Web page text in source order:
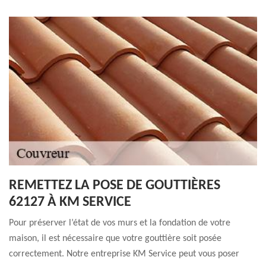
REMETTEZ LA POSE DE GOUTTIÈRES
62127 À KM SERVICE
Pour préserver l’état de vos murs et la fondation de votre
maison, il est nécessaire que votre gouttière soit posée
correctement. Notre entreprise KM Service peut vous poser